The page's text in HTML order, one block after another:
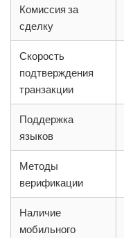
Комиссия за
сделку
Скорость
подтверждения
транзакции
Поддержка
языков
Методы
верификации
Наличие
мобильного